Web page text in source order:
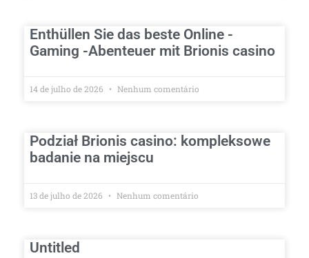
Enthüllen Sie das beste Online -
Gaming -Abenteuer mit Brionis casino
14 de julho de 2026 Nenhum comentário
Podział Brionis casino: kompleksowe
badanie na miejscu
13 de julho de 2026 Nenhum comentário
Untitled